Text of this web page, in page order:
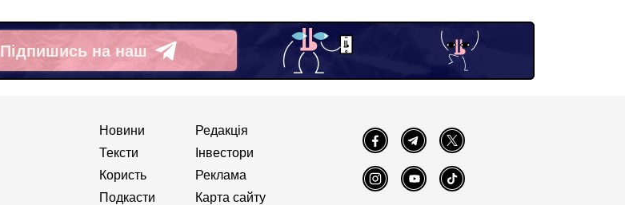
Підпишись на наш
Telegram
Новини
Тексти
Користь
Подкасти
Редакція
Інвестори
Реклама
Карта сайту
FacebookTelegram Twitter
InstagramYouTube TikTok